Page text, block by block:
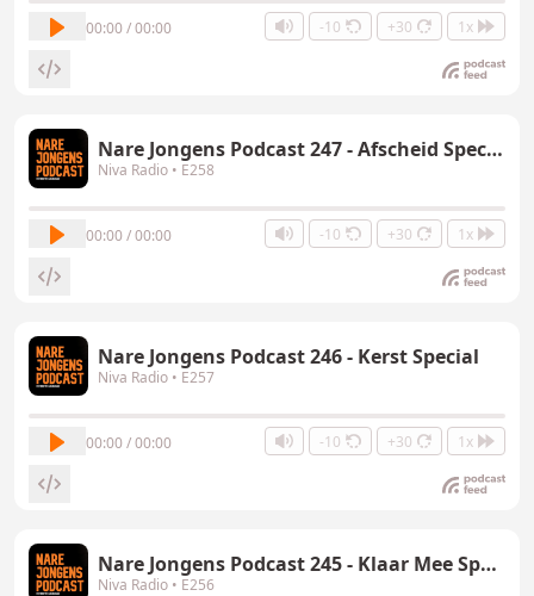
00:00 / 00:00 -10 +30 1x
Nare Jongens Podcast 247 - Afscheid Special
Niva Radio • E258
00:00 / 00:00 -10 +30 1x
Nare Jongens Podcast 246 - Kerst Special
Niva Radio • E257
00:00 / 00:00 -10 +30 1x
Nare Jongens Podcast 245 - Klaar Mee Special
Niva Radio • E256